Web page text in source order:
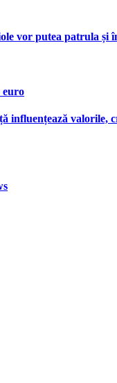
vor putea patrula și
euro
influențează valorile,